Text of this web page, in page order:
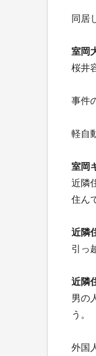
同居
室岡
桜井
事件
軽自
室岡
近隣
住ん
近隣
引っ
近隣
男の
う。
外国